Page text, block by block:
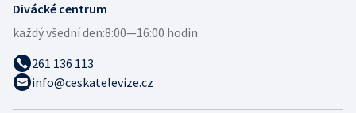
Divácké centrum
každý všední den:8:00—16:00 hodin
261 136 113
info@ceskatelevize.cz